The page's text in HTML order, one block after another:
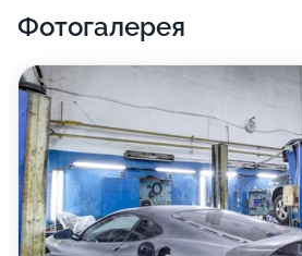
Фотогалерея